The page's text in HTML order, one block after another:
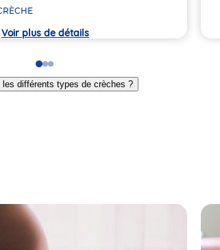
Voir plus de détails
Go
to
slide
Go
to
slide
Go
to
slide
les différents types de crèches ?